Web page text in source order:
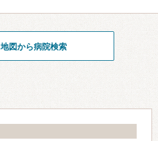
地図から病院検索